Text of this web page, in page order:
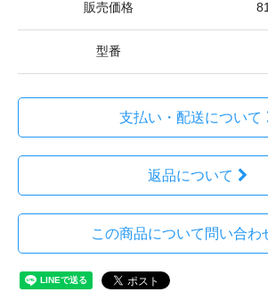
販売価格
型番
支払い・配送について
返品について
この商品について問い合わ